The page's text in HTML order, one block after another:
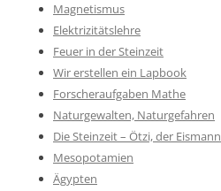
Magnetismus
Elektrizitätslehre
Feuer in der Steinzeit
Wir erstellen ein Lapbook
Forscheraufgaben Mathe
Naturgewalten, Naturgefahren
Die Steinzeit – Ötzi, der Eismann
Mesopotamien
Ägypten